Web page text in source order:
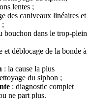
lentes ;
des caniveaux linéaires et
;
bouchon dans le trop-plein
et déblocage de la bonde à
: la cause la plus
du siphon ;
: diagnostic complet
ne part plus.